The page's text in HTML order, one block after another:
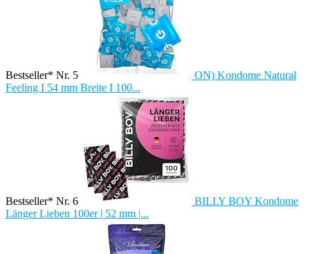
Bestseller* Nr. 5
ON) Kondome Natural
Feeling I 54 mm Breite I 100...
Bestseller* Nr. 6
BILLY BOY Kondome
Länger Lieben 100er | 52 mm |...